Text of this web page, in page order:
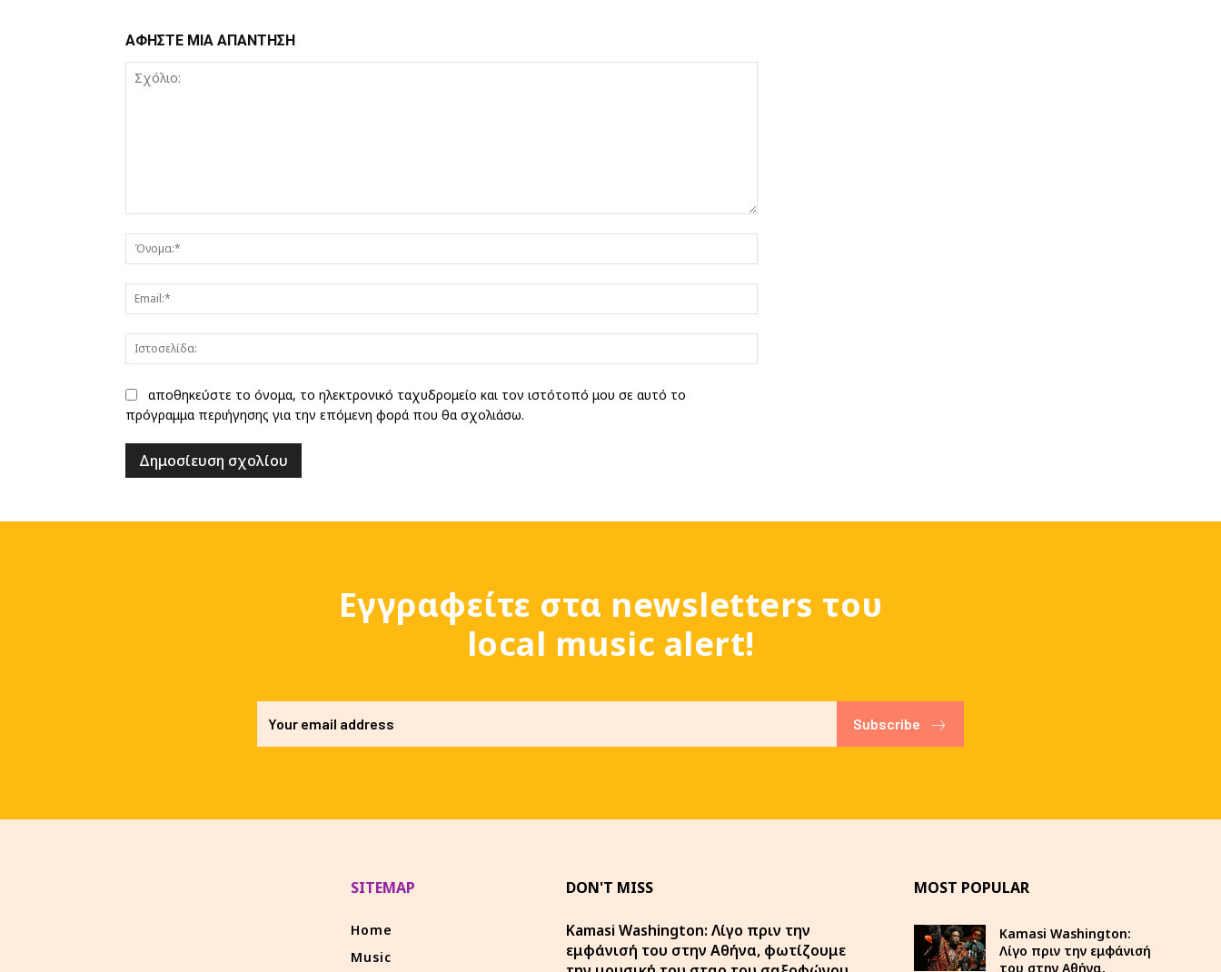
ΑΦΗΣΤΕ ΜΙΑ ΑΠΑΝΤΗΣΗ
αποθηκεύστε το όνομα, το ηλεκτρονικό ταχυδρομείο και τον ιστότοπό μου σε αυτό το
πρόγραμμα περιήγησης για την επόμενη φορά που θα σχολιάσω.
Εγγραφείτε στα newsletters του
local music alert!
Subscribe
SITEMAP
Home
Music
DON'T MISS
Kamasi Washington: Λίγο πριν την
εμφάνισή του στην Αθήνα, φωτίζουμε
MOST POPULAR
Kamasi Washington:
Λίγο πριν την εμφάνισή
του στην Αθήνα,